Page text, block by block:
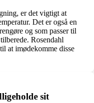
er det vigtigt at
Det er også en
og som passer til
Rosendahl
at imødekomme disse
sit